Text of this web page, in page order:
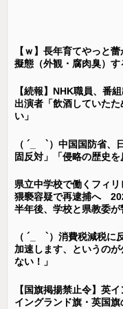
【ｗ】長年育てやっと
擬態（外観・腐肉臭）す
【続報】NHK職員、番
出演者「飲酒していた
い」
（ ´_ゝ`）中国国防省
固反対」「侵略の歴史を
県立中学校で働くフィ
猥褻容疑で再逮捕へ
半年後、学校と県教委
（ ´_ゝ`）消費税減税
加速します、というの
ない！」
【国旗掲揚禁止令】英
イングランド旗・英国